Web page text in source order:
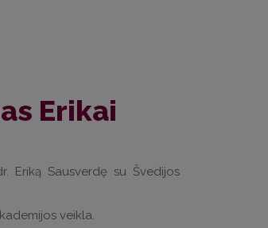
Erikai
Eriką Sausverdę su Švedijos
veikla.